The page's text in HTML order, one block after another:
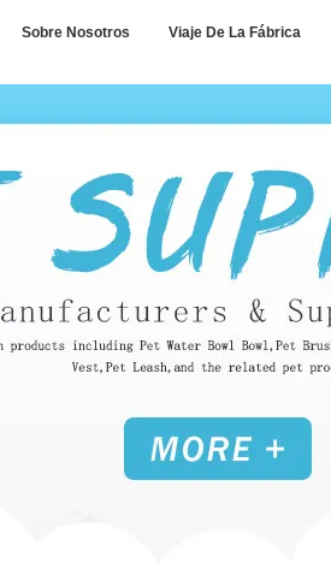
Sobre Nosotros Viaje De La Fábrica